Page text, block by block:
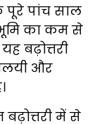
पूरे पांच साल
का कम से
बढ़ोत्तरी
और
में से